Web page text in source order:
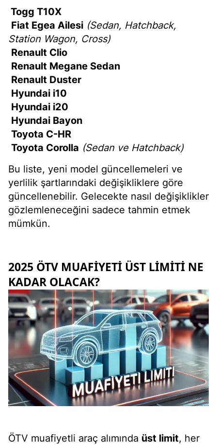
Togg T10X
Fiat Egea Ailesi (Sedan, Hatchback,
Station Wagon, Cross)
Renault Clio
Renault Megane Sedan
Renault Duster
Hyundai i10
Hyundai i20
Hyundai Bayon
Toyota C-HR
Toyota Corolla (Sedan ve Hatchback)
Bu liste, yeni model güncellemeleri ve
yerlilik şartlarındaki değişikliklere göre
güncellenebilir. Gelecekte nasıl değişiklikler
gözlemleneceğini sadece tahmin etmek
mümkün.
2025 ÖTV MUAFIYETI ÜST LIMITI NE
KADAR OLACAK?
ÖTV muafiyetli araç alımında üst limit, her